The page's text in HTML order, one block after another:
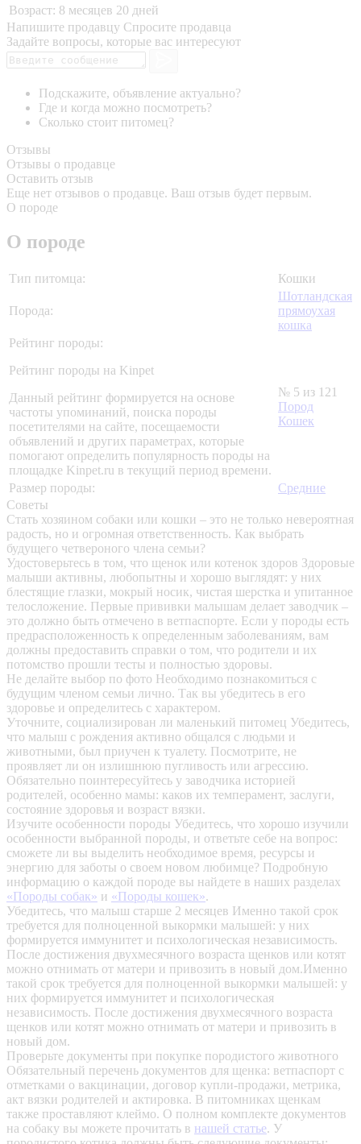
Возраст: 8 месяцев 20 дней
Напишите продавцу Спросите продавца
Задайте вопросы, которые вас интересуют
Подскажите, объявление актуально?
Где и когда можно посмотреть?
Сколько стоит питомец?
Отзывы
Отзывы о продавце
Оставить отзыв
Еще нет отзывов о продавце. Ваш отзыв будет первым.
О породе
О породе
Тип питомца: Кошки
Порода:
Шотландская
прямоухая
кошка
Рейтинг породы:
Рейтинг породы на Kinpet
Данный рейтинг формируется на основе
частоты упоминаний, поиска породы
посетителями на сайте, посещаемости
объявлений и других параметрах, которые
помогают определить популярность породы на
площадке Kinpet.ru в текущий период времени.
№ 5 из 121
Пород
Кошек
Размер породы:
Средние
Советы
Стать хозяином собаки или кошки – это не только невероятная
радость, но и огромная ответственность. Как выбрать
будущего четвероного члена семьи?
Удостоверьтесь в том, что щенок или котенок здоров Здоровые
малыши активны, любопытны и хорошо выглядят: у них
блестящие глазки, мокрый носик, чистая шерстка и упитанное
телосложение. Первые прививки малышам делает заводчик –
это должно быть отмечено в ветпаспорте. Если у породы есть
предрасположенность к определенным заболеваниям, вам
должны предоставить справки о том, что родители и их
потомство прошли тесты и полностью здоровы.
Не делайте выбор по фото Необходимо познакомиться с
будущим членом семьи лично. Так вы убедитесь в его
здоровье и определитесь с характером.
Уточните, социализирован ли маленький питомец Убедитесь,
что малыш с рождения активно общался с людьми и
животными, был приучен к туалету. Посмотрите, не
проявляет ли он излишнюю пугливость или агрессию.
Обязательно поинтересуйтесь у заводчика историей
родителей, особенно мамы: каков их темперамент, заслуги,
состояние здоровья и возраст вязки.
Изучите особенности породы Убедитесь, что хорошо изучили
особенности выбранной породы, и ответьте себе на вопрос:
сможете ли вы выделить необходимое время, ресурсы и
энергию для заботы о своем новом любимце? Подробную
информацию о каждой породе вы найдете в наших разделах
«Породы собак» и «Породы кошек».
Убедитесь, что малыш старше 2 месяцев Именно такой срок
требуется для полноценной выкормки малышей: у них
формируется иммунитет и психологическая независимость.
После достижения двухмесячного возраста щенков или котят
можно отнимать от матери и привозить в новый дом.Именно
такой срок требуется для полноценной выкормки малышей: у
них формируется иммунитет и психологическая
независимость. После достижения двухмесячного возраста
щенков или котят можно отнимать от матери и привозить в
новый дом.
Проверьте документы при покупке породистого животного
Обязательный перечень документов для щенка: ветпаспорт с
отметками о вакцинации, договор купли-продажи, метрика,
акт вязки родителей и актировка. В питомниках щенкам
также проставляют клеймо. О полном комплекте документов
на собаку вы можете прочитать в нашей статье. У